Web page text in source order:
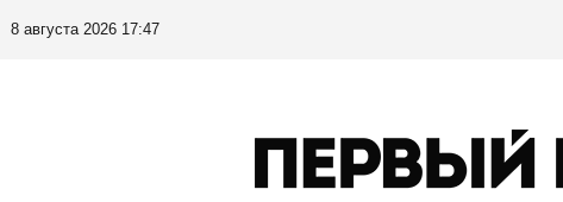
8 августа 2026 17:47